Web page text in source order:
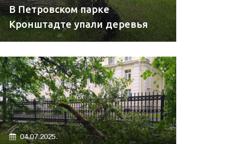
В Петровском парке
Кронштадте упали деревья
04.07.2025.